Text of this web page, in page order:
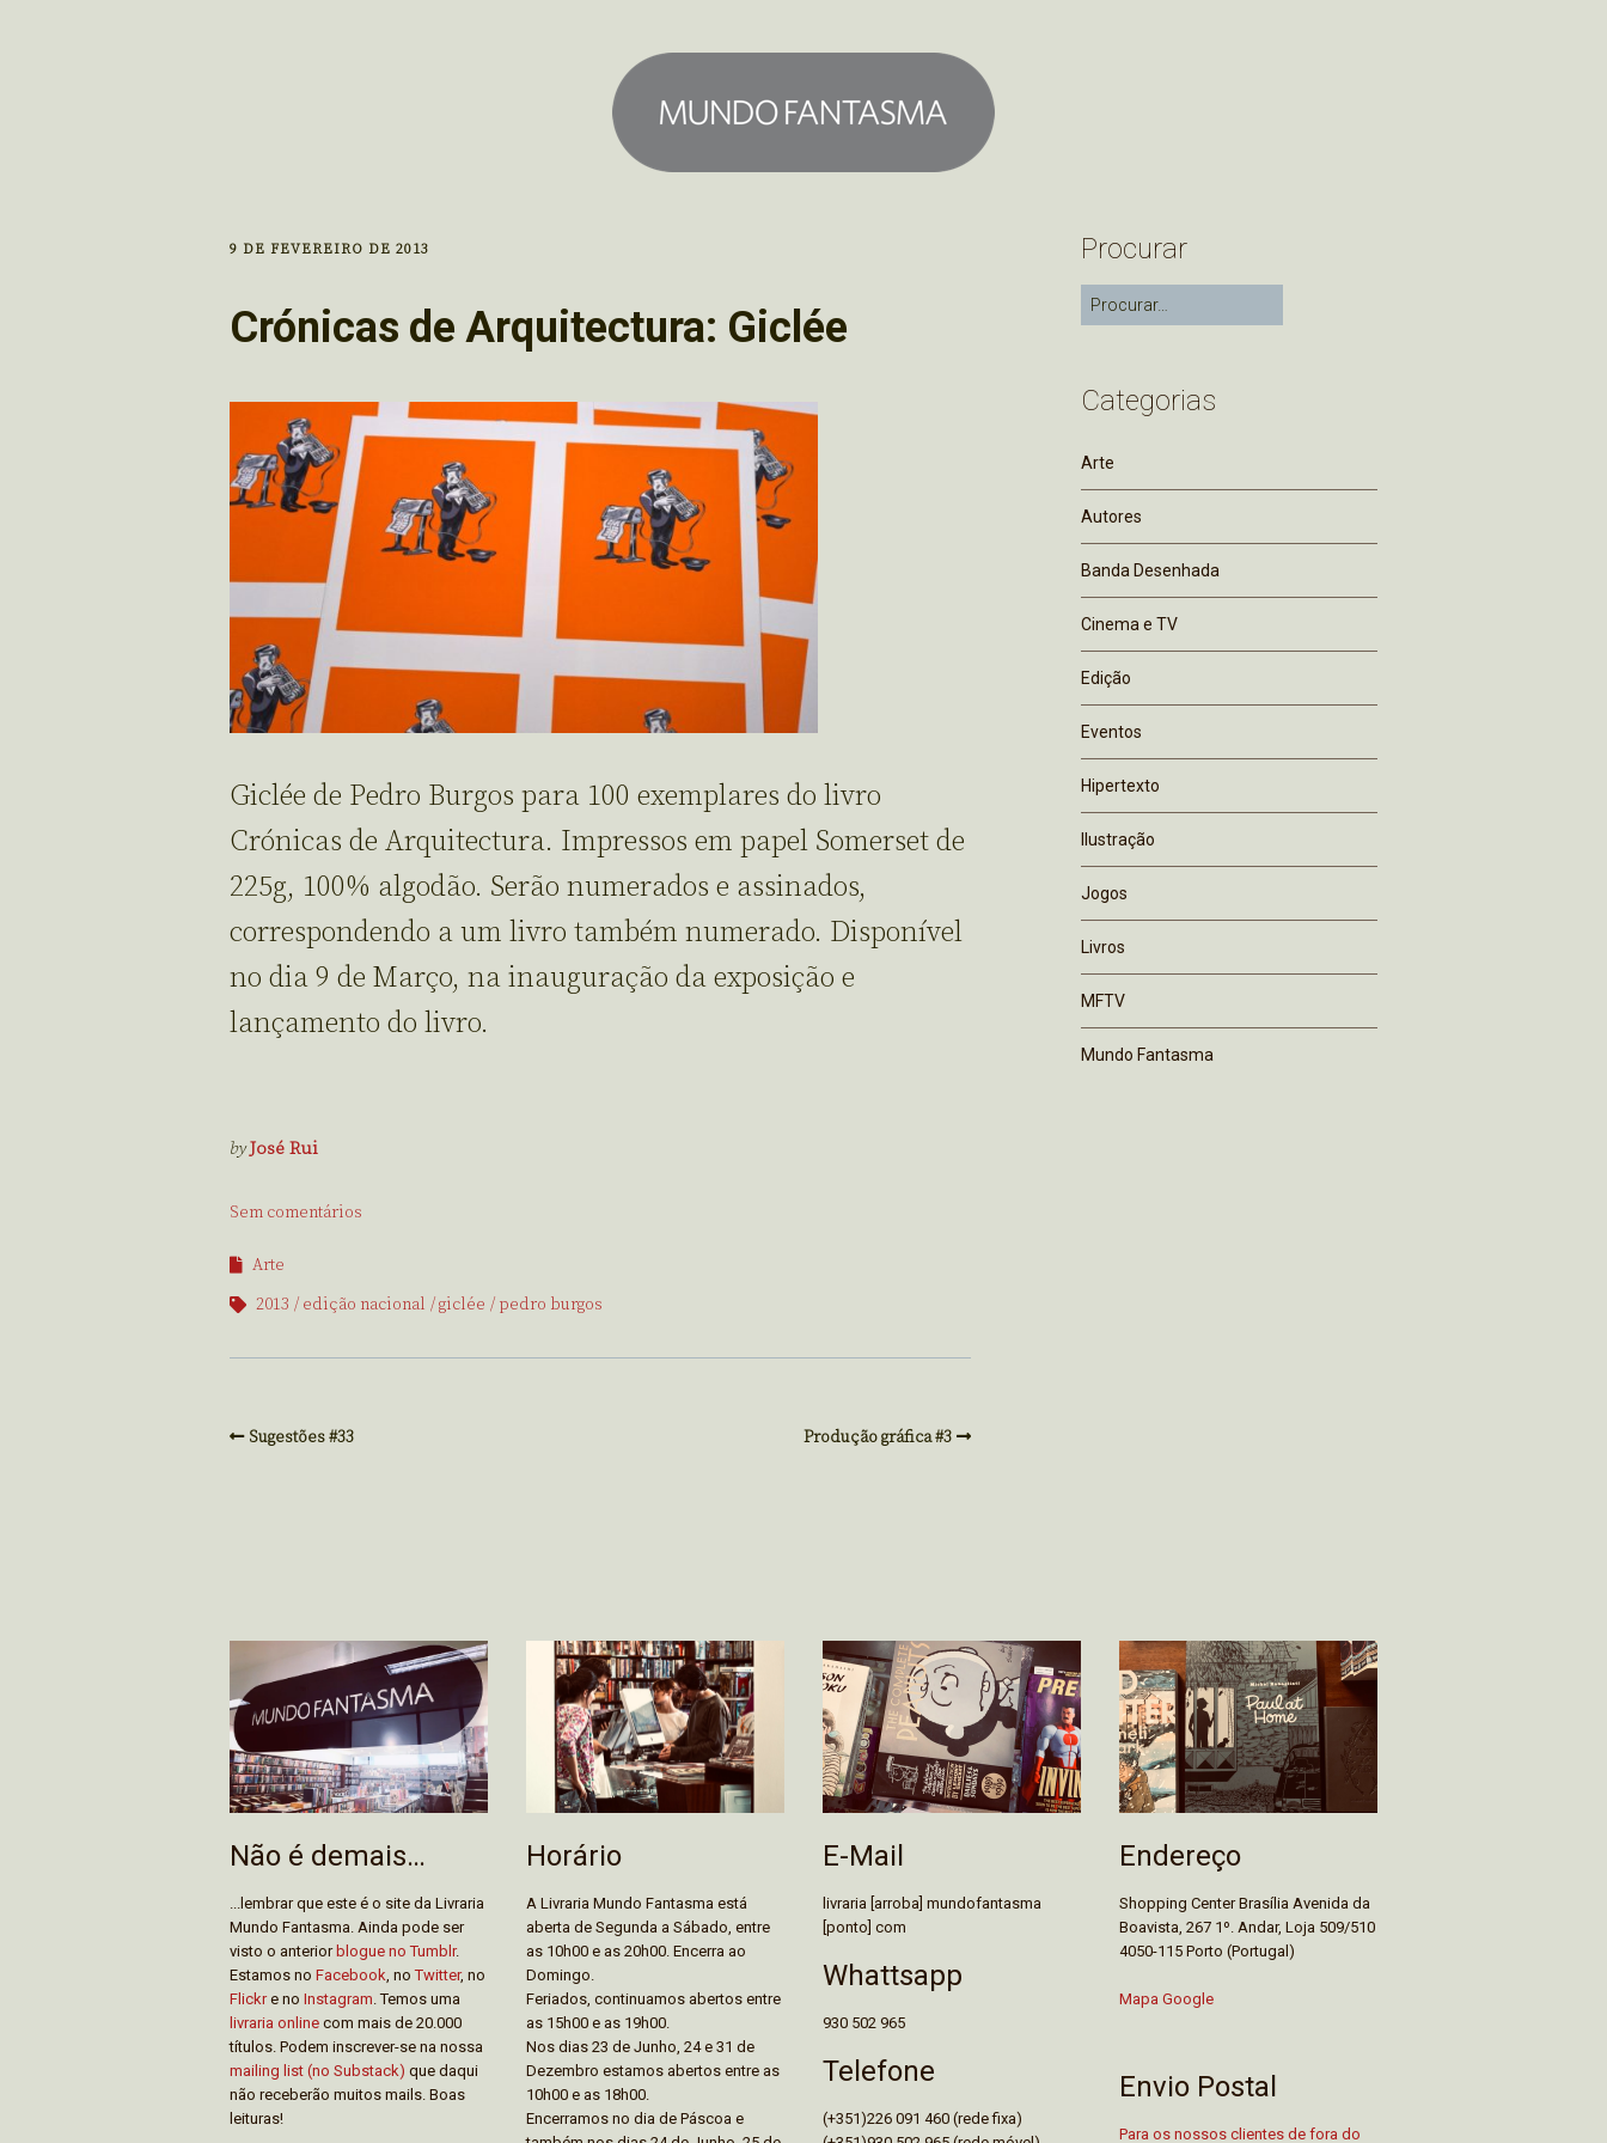
9 DE FEVEREIRO DE 2013
Crónicas de Arquitectura: Giclée
Giclée de Pedro Burgos para 100 exemplares do livro
Crónicas de Arquitectura. Impressos em papel Somerset de
225g, 100% algodão. Serão numerados e assinados,
correspondendo a um livro também numerado. Disponível
no dia 9 de Março, na inauguração da exposição e
lançamento do livro.
byJosé Rui
Sem comentários
Arte
2013
edição nacional giclée pedro burgos
Sugestões #33 Produção gráfica #3
Procurar
Categorias
Arte
Autores
Banda Desenhada
Cinema e TV
Edição
Eventos
Hipertexto
Ilustração
Jogos
Livros
MFTV
Mundo Fantasma
Não é demais…
...lembrar que este é o site da Livraria
Mundo Fantasma. Ainda pode ser
visto o anteriorblogue no Tumblr.
Estamos no Facebook , noTwitter, no
Flickre no Instagram . Temos uma
livraria online com mais de 20.000
títulos. Podem inscrever-se na nossa
mailing list (no Substack) que daqui
não receberão muitos mails. Boas
leituras!
Horário
A Livraria Mundo Fantasma está
aberta de Segunda a Sábado, entre
as 10h00 e as 20h00. Encerra ao
Domingo.
Feriados, continuamos abertos entre
as 15h00 e as 19h00.
Nos dias 23 de Junho, 24 e 31 de
Dezembro estamos abertos entre as
10h00 e as 18h00.
Encerramos no dia de Páscoa e
E-Mail
livraria [arroba] mundofantasma
[ponto] com
Whattsapp
930 502 965
Telefone
(+351)226 091 460 (rede fixa)
Endereço
Shopping Center Brasília Avenida da
Boavista, 267 1º. Andar, Loja 509/510
4050-115 Porto (Portugal)
Mapa Google
Envio Postal
Para os nossos clientes de fora do